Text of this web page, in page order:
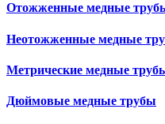
Отожженные медные
Неотожженные медные
Метрические медные
Дюймовые медные трубы